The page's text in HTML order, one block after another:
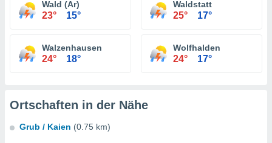
Wald (Ar)
23° 15°
Waldstatt
25° 17°
Walzenhausen
24° 18°
Wolfhalden
24° 17°
Ortschaften in der Nähe
Grub / Kaien (0.75 km)